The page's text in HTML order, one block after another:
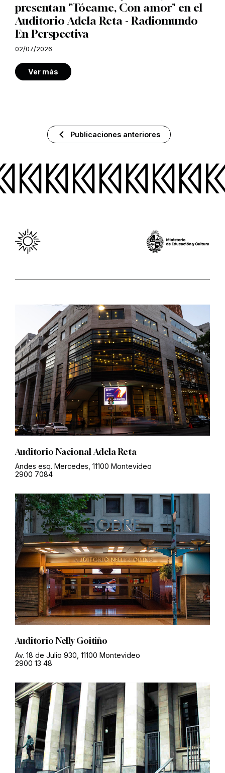
presentan "Tócame, Con amor" en el
Auditorio Adela Reta - Radiomundo
En Perspectiva
02/07/2026
Ver más
Publicaciones anteriores
Auditorio Nacional Adela Reta
Andes esq. Mercedes, 11100 Montevideo
2900 7084
Auditorio Nelly Goitiño
Av. 18 de Julio 930, 11100 Montevideo
2900 13 48